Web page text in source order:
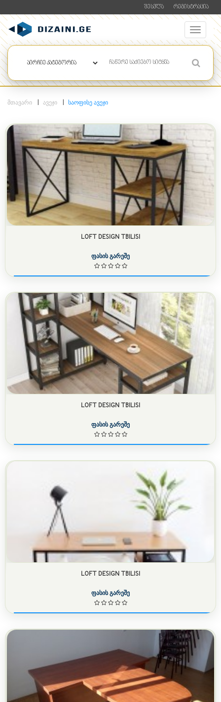
ᲨᲔᲡᲕᲚᲐ ᲠᲔᲒᲘᲡᲢᲠᲐᲪᲘᲐ
ᲛᲗᲐᲕᲐᲠᲘ ᲐᲕᲔᲯᲘ ᲡᲐᲝᲤᲘᲡᲔ ᲐᲕᲔᲯᲘ
LOFT DESIGN TBILISI
ფასის გარეშე
LOFT DESIGN TBILISI
ფასის გარეშე
LOFT DESIGN TBILISI
ფასის გარეშე